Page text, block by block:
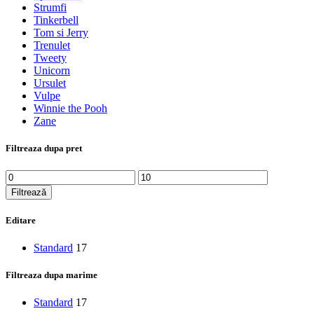
Strumfi
Tinkerbell
Tom si Jerry
Trenulet
Tweety
Unicorn
Ursulet
Vulpe
Winnie the Pooh
Zane
Filtreaza dupa pret
Preț
minim
Preț
maxim
Filtrează
Editare
Standard 17
Filtreaza dupa marime
Standard 17